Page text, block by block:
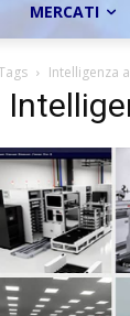
MERCATI
Intelligenza